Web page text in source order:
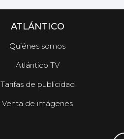
ATLÁNTICO
Quiénes somos
Atlántico TV
Tarifas de publicidad
Venta de imágenes